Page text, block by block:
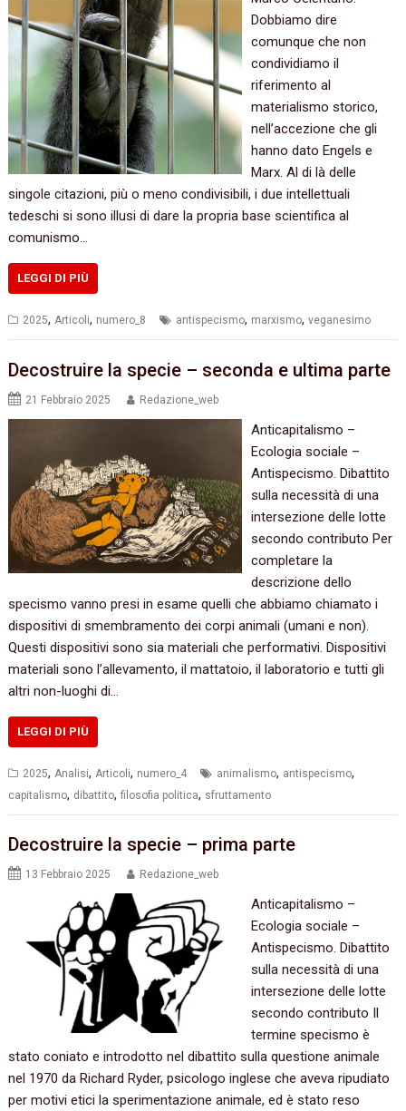
Dobbiamo dire
comunque che non
condividiamo il
riferimento al
materialismo storico,
nell’accezione che gli
hanno dato Engels e
Marx. Al di là delle
singole citazioni, più o meno condivisibili, i due intellettuali
tedeschi si sono illusi di dare la propria base scientifica al
comunismo…
LEGGI DI PIÙ
2025,Articoli, numero_8 antispecismo, marxismo,veganesimo
Decostruire la specie – seconda e ultima parte
21 Febbraio 2025 Redazione_web
Anticapitalismo –
Ecologia sociale –
Antispecismo. Dibattito
sulla necessità di una
intersezione delle lotte
secondo contributo Per
completare la
descrizione dello
specismo vanno presi in esame quelli che abbiamo chiamato i
dispositivi di smembramento dei corpi animali (umani e non).
Questi dispositivi sono sia materiali che performativi. Dispositivi
materiali sono l’allevamento, il mattatoio, il laboratorio e tutti gli
altri non-luoghi di…
LEGGI DI PIÙ
2025, Analisi, Articoli, numero_4 animalismo, antispecismo,
capitalismo, dibattito,filosofia politica, sfruttamento
Decostruire la specie – prima parte
13 Febbraio 2025 Redazione_web
Anticapitalismo –
Ecologia sociale –
Antispecismo. Dibattito
sulla necessità di una
intersezione delle lotte
secondo contributo Il
termine specismo è
stato coniato e introdotto nel dibattito sulla questione animale
nel 1970 da Richard Ryder, psicologo inglese che aveva ripudiato
per motivi etici la sperimentazione animale, ed è stato reso